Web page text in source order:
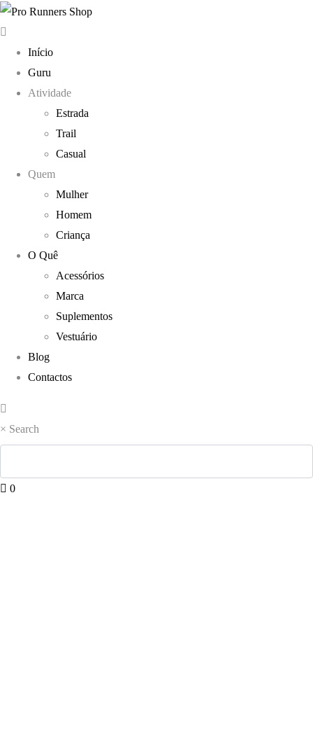
Início
Guru
Atividade
Estrada
Trail
Casual
Quem
Mulher
Homem
Criança
O Quê
Acessórios
Marca
Suplementos
Vestuário
Blog
Contactos
× Search
0